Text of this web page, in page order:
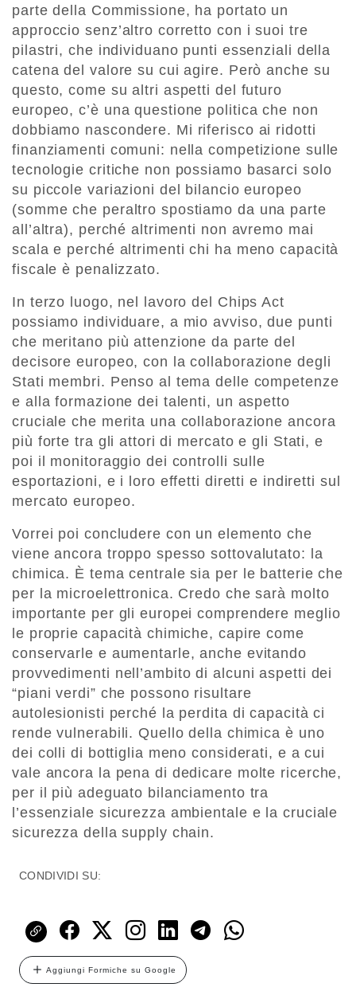
parte della Commissione, ha portato un
approccio senz’altro corretto con i suoi tre
pilastri, che individuano punti essenziali della
catena del valore su cui agire. Però anche su
questo, come su altri aspetti del futuro
europeo, c’è una questione politica che non
dobbiamo nascondere. Mi riferisco ai ridotti
finanziamenti comuni: nella competizione sulle
tecnologie critiche non possiamo basarci solo
su piccole variazioni del bilancio europeo
(somme che peraltro spostiamo da una parte
all’altra), perché altrimenti non avremo mai
scala e perché altrimenti chi ha meno capacità
fiscale è penalizzato.
In terzo luogo, nel lavoro del Chips Act
possiamo individuare, a mio avviso, due punti
che meritano più attenzione da parte del
decisore europeo, con la collaborazione degli
Stati membri. Penso al tema delle competenze
e alla formazione dei talenti, un aspetto
cruciale che merita una collaborazione ancora
più forte tra gli attori di mercato e gli Stati, e
poi il monitoraggio dei controlli sulle
esportazioni, e i loro effetti diretti e indiretti sul
mercato europeo.
Vorrei poi concludere con un elemento che
viene ancora troppo spesso sottovalutato: la
chimica. È tema centrale sia per le batterie che
per la microelettronica. Credo che sarà molto
importante per gli europei comprendere meglio
le proprie capacità chimiche, capire come
conservarle e aumentarle, anche evitando
provvedimenti nell’ambito di alcuni aspetti dei
“piani verdi” che possono risultare
autolesionisti perché la perdita di capacità ci
rende vulnerabili. Quello della chimica è uno
dei colli di bottiglia meno considerati, e a cui
vale ancora la pena di dedicare molte ricerche,
per il più adeguato bilanciamento tra
l’essenziale sicurezza ambientale e la cruciale
sicurezza della supply chain.
CONDIVIDI SU:
Aggiungi Formiche su Google